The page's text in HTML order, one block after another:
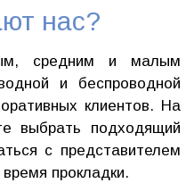
нас?
средним и малым
и беспроводной
клиентов. На
выбрать подходящий
с представителем
прокладки.